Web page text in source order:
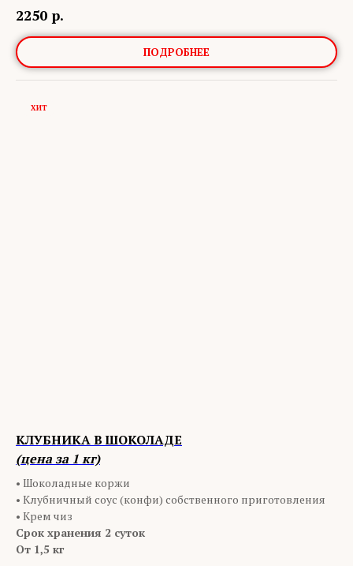
2250 р.
ПОДРОБНЕЕ
ХИТ
КЛУБНИКА В ШОКОЛАДЕ
(цена за 1 кг)
• Шоколадные коржи
• Клубничный соус (конфи) собственного приготовления
• Крем чиз
Срок хранения 2 суток
От 1,5 кг